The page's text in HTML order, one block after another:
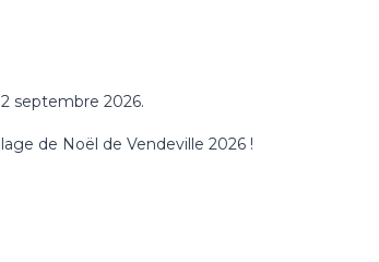
septembre 2026.
de Noël de Vendeville 2026 !